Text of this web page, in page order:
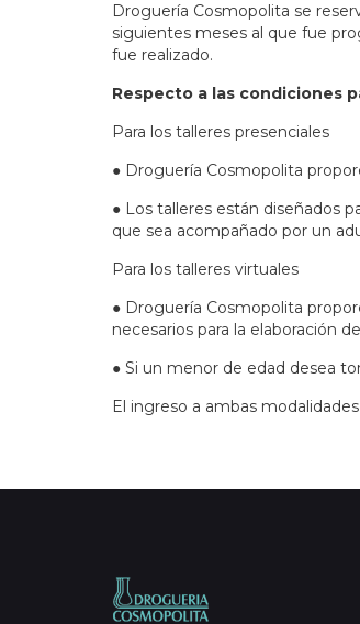
Droguería Cosmopolita se
siguientes meses al que fue
fue realizado.
Respecto a las condiciones
Para los talleres presenciales
● Droguería Cosmopolita
● Los talleres están diseñados
que sea acompañado por un
Para los talleres virtuales
● Droguería Cosmopolita
necesarios para la elaboración
● Si un menor de edad desea
El ingreso a ambas